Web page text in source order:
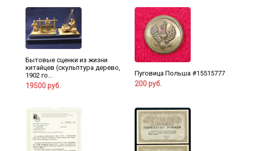
Бытовые сценки из жизни
китайцев (скульптура дерево,
1902 го...
19500 руб.
Пуговица Польша #15515777
200 руб.